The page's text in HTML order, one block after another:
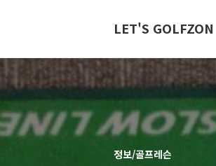
LET'S GOLFZON
정보/골프레슨